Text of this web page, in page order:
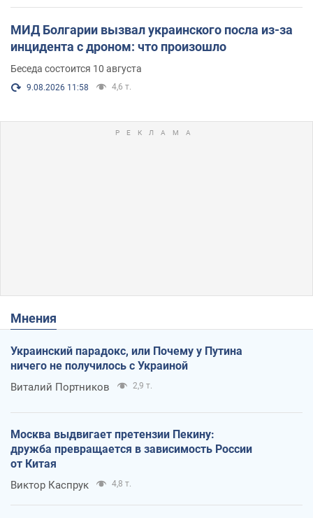
МИД Болгарии вызвал украинского посла из-за
инцидента с дроном: что произошло
Беседа состоится 10 августа
9.08.2026 11:58 4,6 т.
Мнения
Украинский парадокс, или Почему у Путина
ничего не получилось с Украиной
Виталий Портников 2,9 т.
Москва выдвигает претензии Пекину:
дружба превращается в зависимость России
от Китая
Виктор Каспрук 4,8 т.